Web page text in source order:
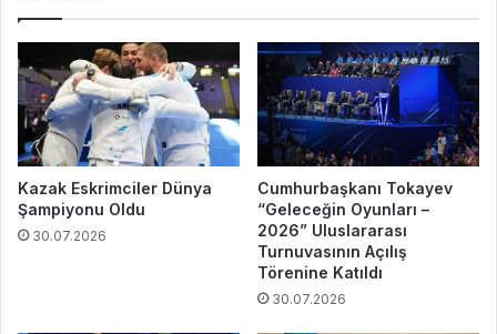
Kazak Eskrimciler Dünya
Şampiyonu Oldu
30.07.2026
Cumhurbaşkanı Tokayev
“Geleceğin Oyunları –
2026” Uluslararası
Turnuvasının Açılış
Törenine Katıldı
30.07.2026